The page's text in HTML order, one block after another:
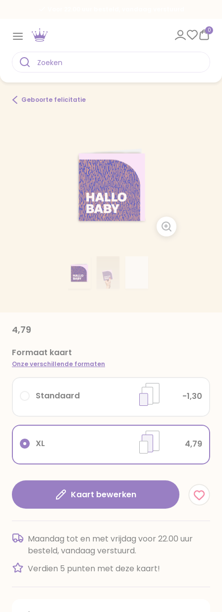
0
Geboorte felicitatie
4,79
Formaat kaart
Onze verschillende formaten
XL 4,79
Standaard -1,30
Kaart bewerken
Maandag tot en met vrijdag voor 22.00 uur
besteld, vandaag verstuurd.
Verdien 5 punten met deze kaart!